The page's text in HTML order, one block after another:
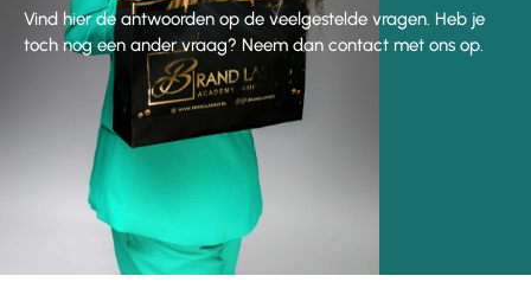
Vind hier de antwoorden op de veelgestelde vragen. Heb je
toch nog een ander vraag? Neem dan contact met ons op.